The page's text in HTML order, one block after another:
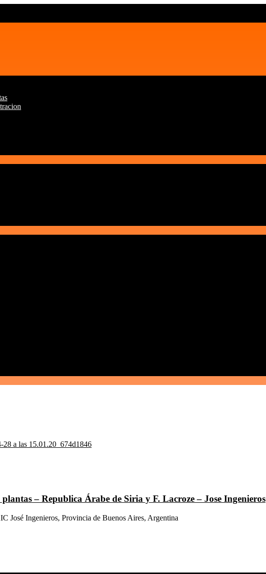
– Republica Árabe de Siria y F. Lacroze – Jose Ingenieros
José Ingenieros, Provincia de Buenos Aires, Argentina